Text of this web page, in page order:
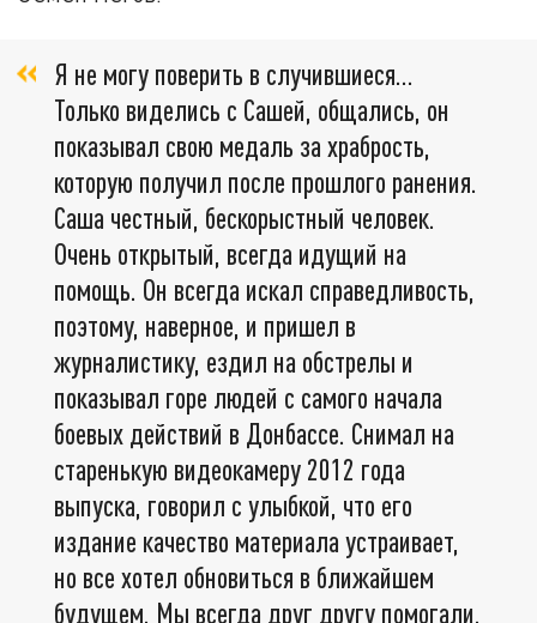
Я не могу поверить в случившиеся...
Только виделись с Сашей, общались, он
показывал свою медаль за храбрость,
которую получил после прошлого ранения.
Саша честный, бескорыстный человек.
Очень открытый, всегда идущий на
помощь. Он всегда искал справедливость,
поэтому, наверное, и пришел в
журналистику, ездил на обстрелы и
показывал горе людей с самого начала
боевых действий в Донбассе. Снимал на
старенькую видеокамеру 2012 года
выпуска, говорил с улыбкой, что его
издание качество материала устраивает,
но все хотел обновиться в ближайшем
будущем. Мы всегда друг другу помогали.